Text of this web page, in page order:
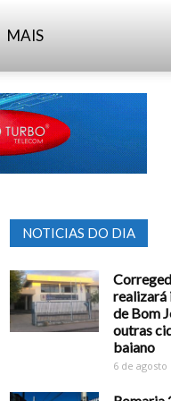
MAIS
NOTICIAS DO DIA
realizará
de Bom
outras
baiano
6 de agosto